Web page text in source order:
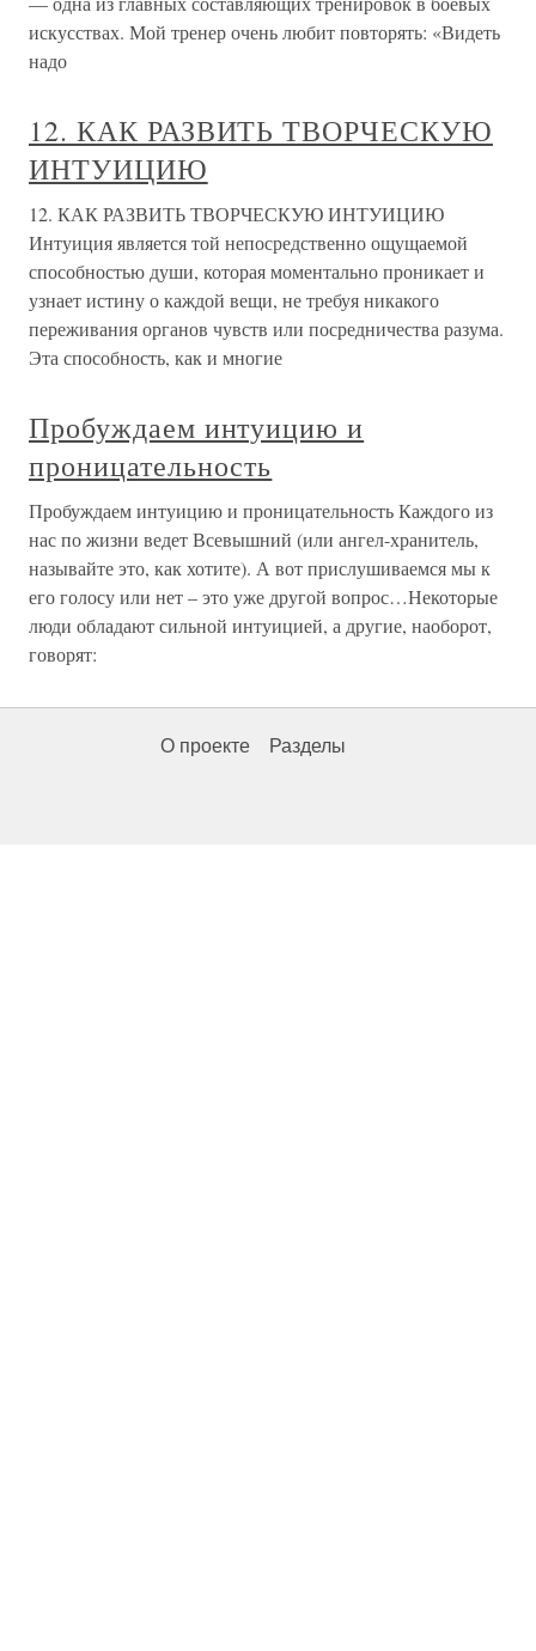
искусствах. Мой тренер очень любит повторять: «Видеть
надо
12. КАК РАЗВИТЬ ТВОРЧЕСКУЮ
ИНТУИЦИЮ
12. КАК РАЗВИТЬ ТВОРЧЕСКУЮ ИНТУИЦИЮ
Интуиция является той непосредственно ощущаемой
способностью души, которая моментально проникает и
узнает истину о каждой вещи, не требуя никакого
переживания органов чувств или посредничества разума.
Эта способность, как и многие
Пробуждаем интуицию и
проницательность
Пробуждаем интуицию и проницательность Каждого из
нас по жизни ведет Всевышний (или ангел-хранитель,
называйте это, как хотите). А вот прислушиваемся мы к
его голосу или нет – это уже другой вопрос…Некоторые
люди обладают сильной интуицией, а другие, наоборот,
говорят:
О проекте Разделы